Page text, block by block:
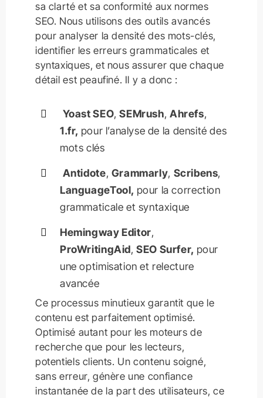
sa clarté et sa conformité aux normes
SEO. Nous utilisons des outils avancés
pour analyser la densité des mots-clés,
identifier les erreurs grammaticales et
syntaxiques, et nous assurer que chaque
détail est peaufiné. Il y a donc :
Yoast SEO,SEMrush, Ahrefs,
1.fr, pour l’analyse de la densité des
mots clés
Antidote, Grammarly, Scribens,
LanguageTool, pour la correction
grammaticale et syntaxique
Hemingway Editor,
ProWritingAid,SEO Surfer, pour
une optimisation et relecture
avancée
Ce processus minutieux garantit que le
contenu est parfaitement optimisé.
Optimisé autant pour les moteurs de
recherche que pour les lecteurs,
potentiels clients. Un contenu soigné,
sans erreur, génère une confiance
instantanée de la part des utilisateurs, ce